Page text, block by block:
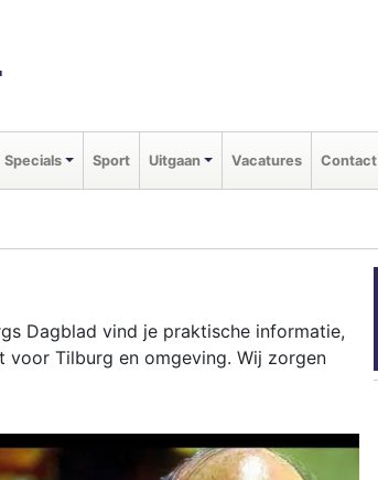
Specials Sport Uitgaan Vacatures Contact
Dagblad vind je praktische informatie,
voor Tilburg en omgeving. Wij zorgen
als Kermis Tilburg en het